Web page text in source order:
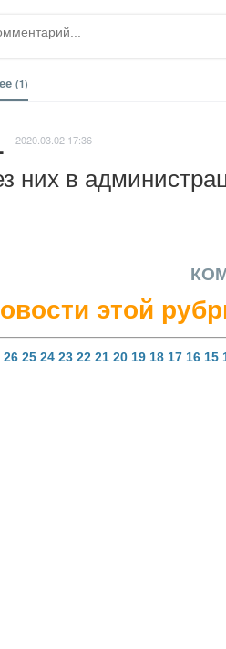
(1)
2020.03.02 17:36
них в
этой
26 25 24 23 22 21 20 19 18 17 16 15